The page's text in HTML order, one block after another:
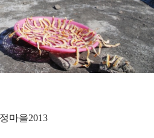
마을2013